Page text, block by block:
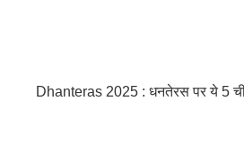
Dhanteras 2025 : धनतेरस पर ये 5